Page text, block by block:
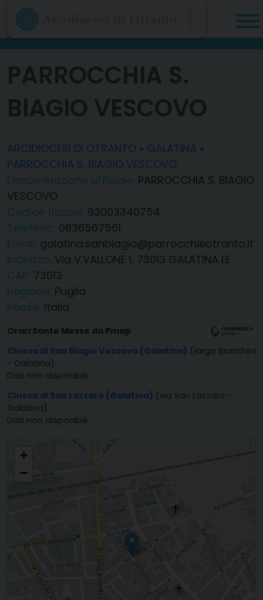
Skip
content
PARROCCHIA S.
BIAGIO VESCOVO
ARCIDIOCESI DI OTRANTO » GALATINA »
PARROCCHIA S. BIAGIO VESCOVO
Denominazione ufficiale: PARROCCHIA S. BIAGIO
VESCOVO
Codice fiscale: 93003340754
Telefono: 0836567561
Email: galatina.sanbiagio@parrocchieotranto.it
Indirizzo: Via V.VALLONE 1, 73013 GALATINA LE
CAP: 73013
Regione: Puglia
Paese: Italia
Orari Sante Messe da Pmap
Chiesa di San Biagio Vescovo (Galatina) (largo Bianchini
- Galatina)
Dati non disponibili
Chiesa di San Lazzaro (Galatina) (via San Lazzaro -
Galatina)
Dati non disponibili
PARROCCHIA S. BIAGIO VESCOVO
+
−